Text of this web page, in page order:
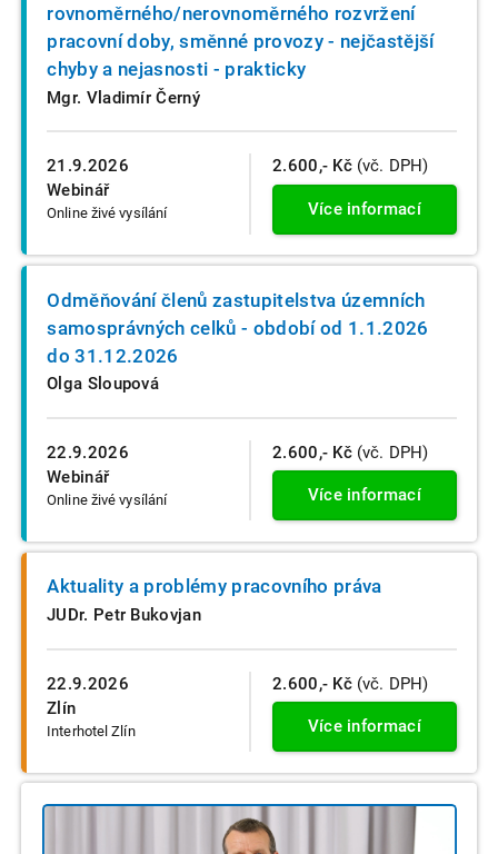
21.9.2026
Webinář
Online živé vysílání
rovnoměrného/nerovnoměrného rozvržení
pracovní doby, směnné provozy - nejčastější
chyby a nejasnosti - prakticky
Mgr. Vladimír Černý
2.600,- Kč (vč. DPH)
Více informací
22.9.2026
Webinář
Online živé vysílání
Odměňování členů zastupitelstva územních
samosprávných celků - období od 1.1.2026
do 31.12.2026
Olga Sloupová
2.600,- Kč (vč. DPH)
Více informací
22.9.2026
Zlín
Interhotel Zlín
Aktuality a problémy pracovního práva
JUDr. Petr Bukovjan
2.600,- Kč (vč. DPH)
Více informací